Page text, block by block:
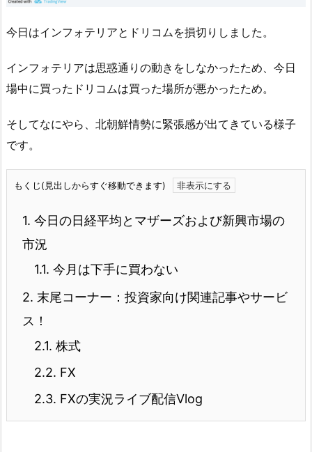
今日はインフォテリアとドリコムを損切りしました。
インフォテリアは思惑通りの動きをしなかったため、今日
場中に買ったドリコムは買った場所が悪かったため。
そしてなにやら、北朝鮮情勢に緊張感が出てきている様子
です。
もくじ(見出しからすぐ移動できます)
1. 今日の日経平均とマザーズおよび新興市場の
市況
1.1. 今月は下手に買わない
2. 末尾コーナー：投資家向け関連記事やサービ
ス！
2.1. 株式
2.2. FX
2.3. FXの実況ライブ配信Vlog